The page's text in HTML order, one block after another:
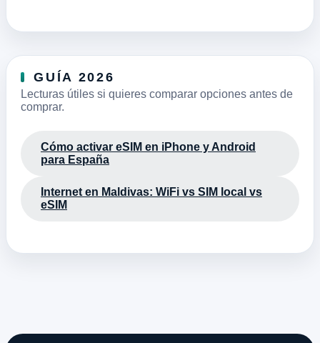
GUÍA 2026
Lecturas útiles si quieres comparar opciones antes de
comprar.
Cómo activar eSIM en iPhone y Android
para España
Internet en Maldivas: WiFi vs SIM local vs
eSIM